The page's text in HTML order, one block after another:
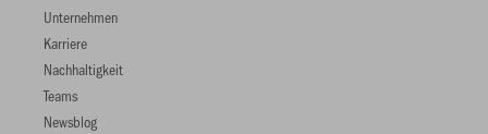
Unternehmen
Karriere
Nachhaltigkeit
Teams
Newsblog